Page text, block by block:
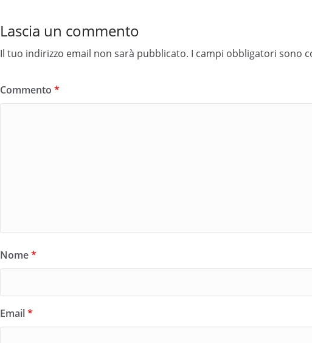
Lascia un commento
Il tuo indirizzo email non sarà pubblicato. I campi obbligatori sono
Commento *
Nome*
Email*